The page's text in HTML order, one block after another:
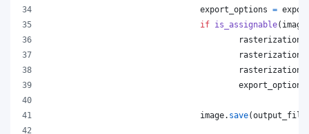
export_options =
if is_assignable( image
export_options
image. save(output_file